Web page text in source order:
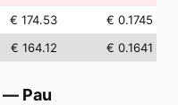
€ 174.53
€ 0.1745
€ 164.12 € 0.1641
— Pau